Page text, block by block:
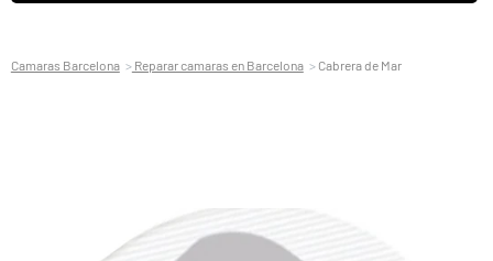
Camaras Barcelona Reparar camaras en Barcelona Cabrera de Mar